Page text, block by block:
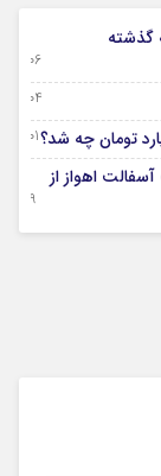
گذشته
06 آگوست 2026
04 آگوست 2026
01 آگوست 2026
نهضت آسفالت اهواز از
29 جولای 2026